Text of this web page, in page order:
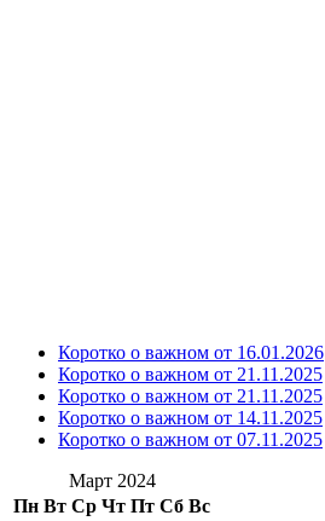
Коротко о важном от 16.01.2026
Коротко о важном от 21.11.2025
Коротко о важном от 21.11.2025
Коротко о важном от 14.11.2025
Коротко о важном от 07.11.2025
Март 2024
Пн Вт Ср Чт Пт Сб Вс